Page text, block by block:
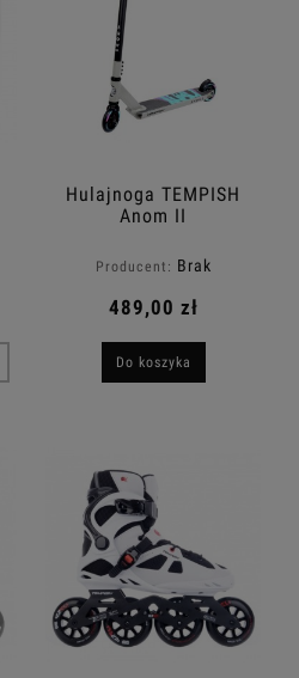
Hulajnoga TEMPISH
Anom II
Producent: Brak
489,00 zł
Do koszyka